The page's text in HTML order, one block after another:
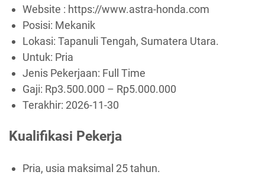
Website : https://www.astra-honda.com
Posisi: Mekanik
Lokasi: Tapanuli Tengah, Sumatera Utara.
Untuk: Pria
Jenis Pekerjaan: Full Time
Gaji: Rp3.500.000 – Rp5.000.000
Terakhir: 2026-11-30
Kualifikasi Pekerja
Pria, usia maksimal 25 tahun.